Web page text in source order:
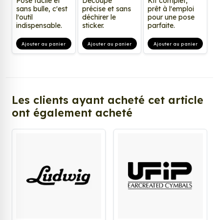
sans bulle, c'est
l'outil
indispensable.
Ajouter au panier
précise et sans
déchirer le
sticker.
Ajouter au panier
prêt à l'emploi
pour une pose
parfaite.
Ajouter au panier
Les clients ayant acheté cet article
ont également acheté